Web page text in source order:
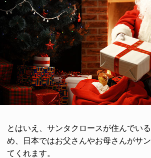
とはいえ、サンタクロースが住んでい
め、日本ではお父さんやお母さんがサ
てくれます。